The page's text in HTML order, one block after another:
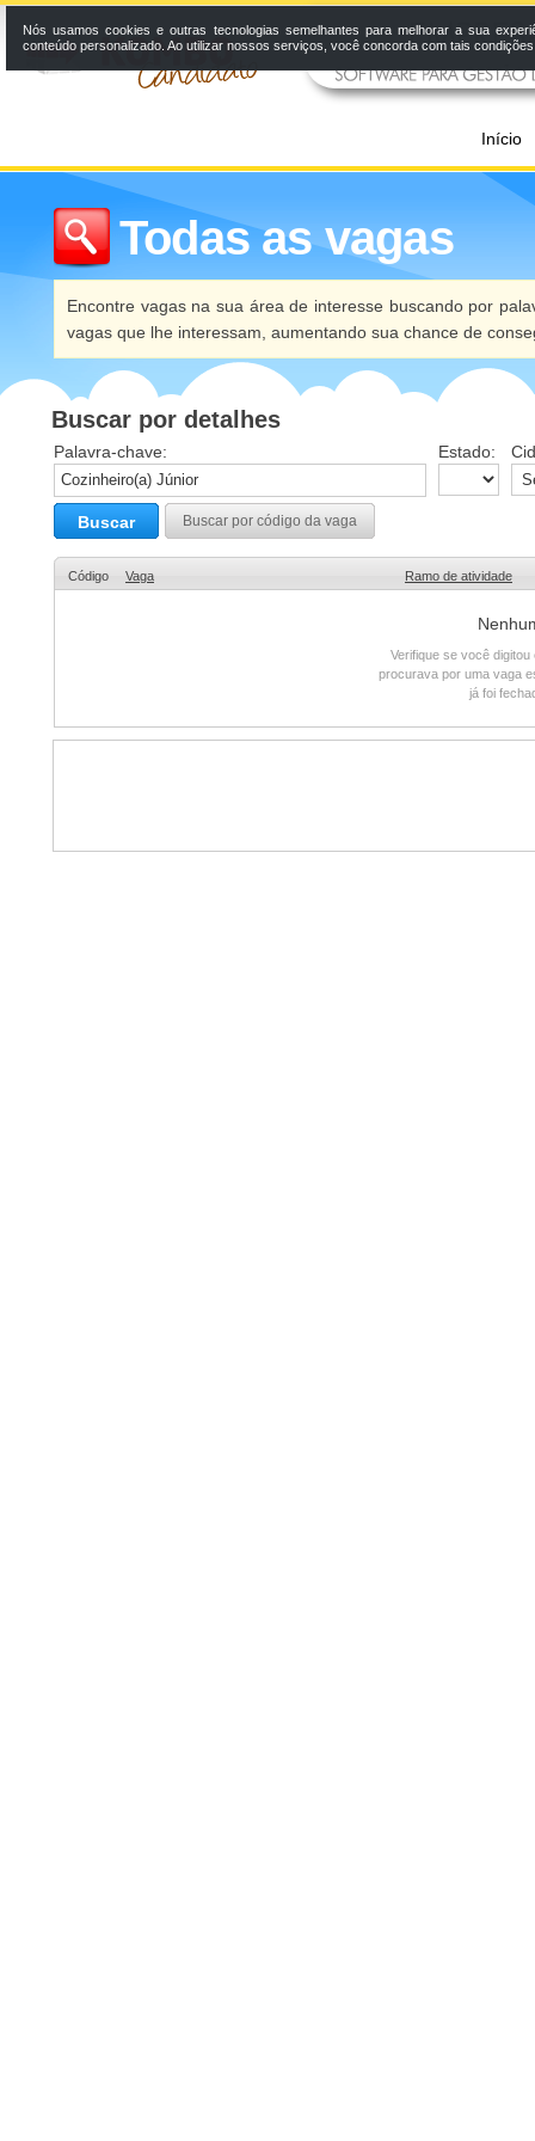
Início
Todas as vagas
Encontre vagas na sua área de interesse buscando por
vagas que lhe interessam, aumentando sua chance de
Buscar por detalhes
Palavra-chave: Estado:
Buscar Buscar por código da vaga
Código Vaga Ramo de atividade
Verifique se você
procurava por uma vaga
já foi
Nós usamos cookies e outras tecnologias semelhantes para melhorar a sua
conteúdo personalizado. Ao utilizar nossos serviços, você concorda com tais